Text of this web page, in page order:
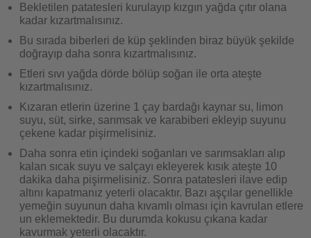
Bekletilen patatesleri kurulayıp kızgın yağda çıtır olana
kadar kızartmalısınız.
Bu sırada biberleri de küp şeklinden biraz büyük şekilde
doğrayıp daha sonra kızartmalısınız.
Etleri sıvı yağda dörde bölüp soğan ile orta ateşte
kızartmalısınız.
Kızaran etlerin üzerine 1 çay bardağı kaynar su, limon
suyu, süt, sirke, sarımsak ve karabiberi ekleyip suyunu
çekene kadar pişirmelisiniz.
Daha sonra etin içindeki soğanları ve sarımsakları alıp
kalan sıcak suyu ve salçayı ekleyerek kısık ateşte 10
dakika daha pişirmelisiniz. Sonra patatesleri ilave edip
altını kapatmanız yeterli olacaktır. Bazı aşçılar genellikle
yemeğin suyunun daha kıvamlı olması için kavrulan etlere
un eklemektedir. Bu durumda kokusu çıkana kadar
kavurmak yeterli olacaktır.